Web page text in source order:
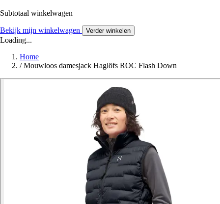
Subtotaal winkelwagen
Bekijk mijn winkelwagen Verder winkelen
Loading...
Home
/ Mouwloos damesjack Haglöfs ROC Flash Down